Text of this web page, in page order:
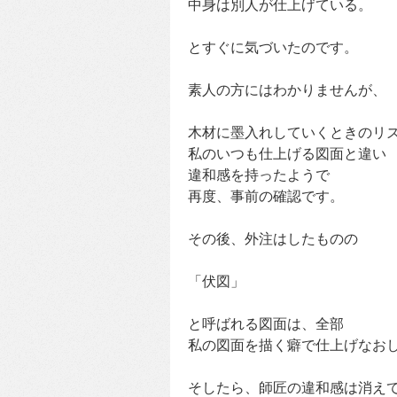
中身は別人が仕上げている。
とすぐに気づいたのです。
素人の方にはわかりませんが、
木材に墨入れしていくときのリ
私のいつも仕上げる図面と違い
違和感を持ったようで
再度、事前の確認です。
その後、外注はしたものの
「伏図」
と呼ばれる図面は、全部
私の図面を描く癖で仕上げなお
そしたら、師匠の違和感は消え